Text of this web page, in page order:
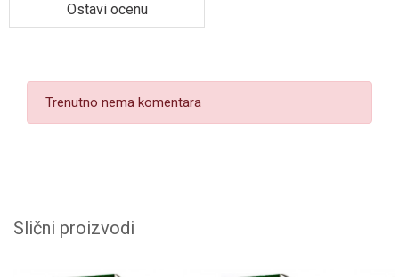
Ostavi ocenu
Trenutno nema komentara
Slični proizvodi